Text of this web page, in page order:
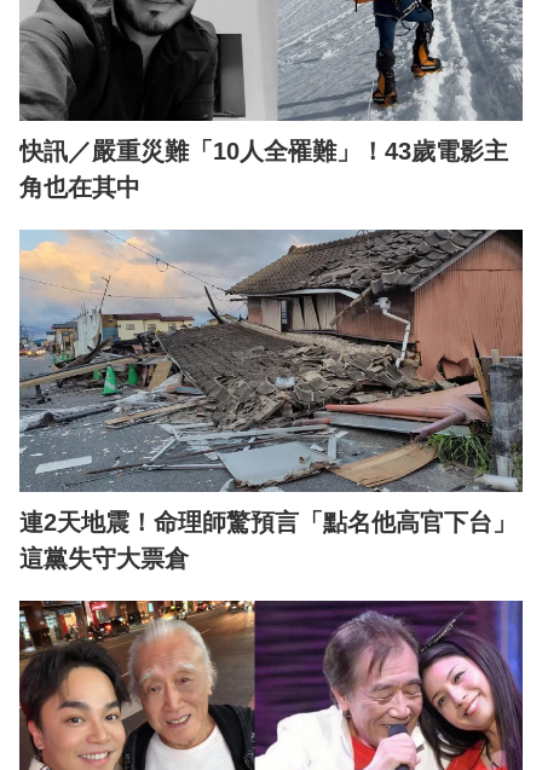
快訊／嚴重災難「10人全罹難」！43歲電影主
角也在其中
連2天地震！命理師驚預言「點名他高官下台」
這黨失守大票倉